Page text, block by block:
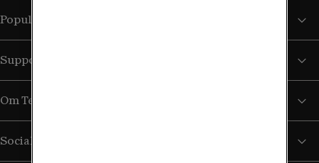
Populära sidor
Support
Om Tele2
Sociala medier